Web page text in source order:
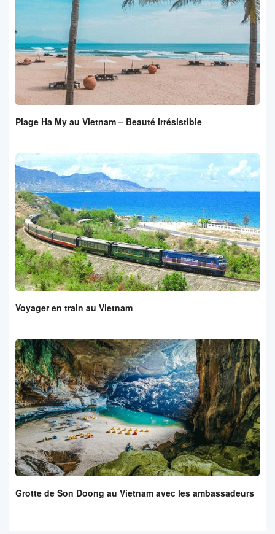
Plage Ha My au Vietnam – Beauté irrésistible
Voyager en train au Vietnam
Grotte de Son Doong au Vietnam avec les ambassadeurs